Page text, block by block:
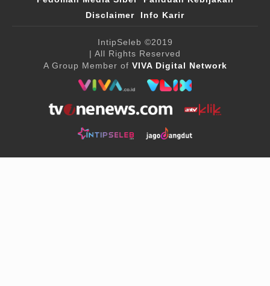
Disclaimer
Info Karir
IntipSeleb ©2019
| All Rights Reserved
A Group Member of VIVA Digital Network